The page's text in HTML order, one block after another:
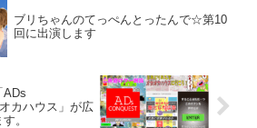
ブリちゃんのてっぺんとったんで☆第10
回に出演します
ADs
カハウス」が広
。